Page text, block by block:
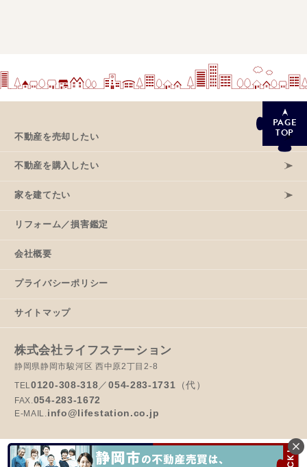
PAGE
TOP
不動産を売却したい
不動産を購入したい
家を建てたい
リフォーム／損害鑑定
会社概要
プライバシーポリシー
サイトマップ
株式会社ライフステーション
静岡県静岡市駿河区 西中原2丁目2-8
TEL0120-308-318／054-283-1731 （代）
FAX.054-283-1672
E-MAIL.info@lifestation.co.jp